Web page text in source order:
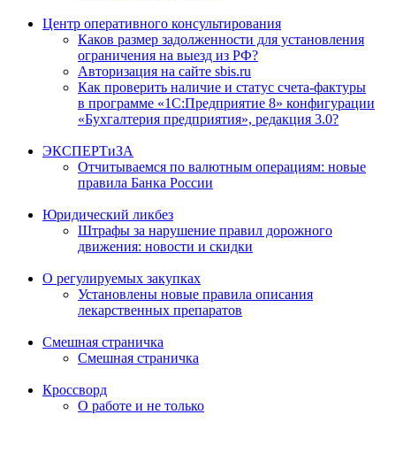
Центр оперативного консультирования
Каков размер задолженности для установления
ограничения на выезд из РФ?
Авторизация на сайте sbis.ru
Как проверить наличие и статус счета-фактуры
в программе «1С:Предприятие 8» конфигурации
«Бухгалтерия предприятия», редакция 3.0?
ЭКСПЕРТиЗА
Отчитываемся по валютным операциям: новые
правила Банка России
Юридический ликбез
Штрафы за нарушение правил дорожного
движения: новости и скидки
О регулируемых закупках
Установлены новые правила описания
лекарственных препаратов
Смешная страничка
Смешная страничка
Кроссворд
О работе и не только